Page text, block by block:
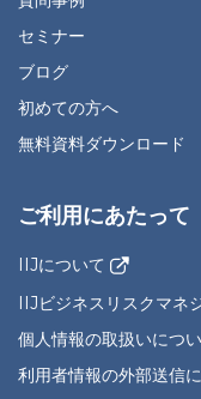
セミナー
ブログ
初めての方へ
無料資料ダウンロード
ご利用にあたって
IIJについて
IIJビジネスリスクマネ
個人情報の取扱いにつ
利用者情報の外部送信